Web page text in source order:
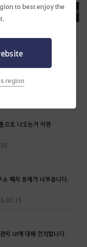
to best enjoy the
region
화제순 피
어달라고요
으로 나오는거 이젠
패치 문제가 너무큽니다.
리 UI에 대해 건의합니다.